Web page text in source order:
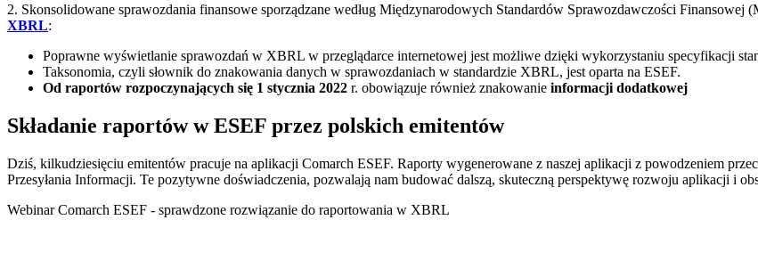
2. Skonsolidowane sprawozdania finansowe sporządzane według Międzynarodowych Standardów Sprawozdawczości Finansowej
XBRL:
Poprawne wyświetlanie sprawozdań w XBRL w przeglądarce internetowej jest możliwe dzięki wykorzystaniu specyfikacji
Taksonomia, czyli słownik do znakowania danych w sprawozdaniach w standardzie XBRL, jest oparta na ESEF.
Od raportów rozpoczynających się 1 stycznia 2022 r. obowiązuje również znakowanie informacji dodatkowej
Składanie raportów w ESEF przez polskich emitentów
Dziś, kilkudziesięciu emitentów pracuje na aplikacji Comarch ESEF. Raporty wygenerowane z naszej aplikacji z powodzeniem
Przesyłania Informacji. Te pozytywne doświadczenia, pozwalają nam budować dalszą, skuteczną perspektywę rozwoju aplikacji i
Webinar Comarch ESEF - sprawdzone rozwiązanie do raportowania w XBRL